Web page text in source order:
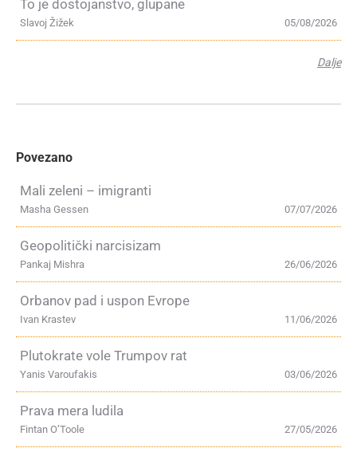
To je dostojanstvo, glupane
05/08/2026
Slavoj Žižek
Dalje
Povezano
Mali zeleni – imigranti
07/07/2026
Masha Gessen
Geopolitički narcisizam
26/06/2026
Pankaj Mishra
Orbanov pad i uspon Evrope
11/06/2026
Ivan Krastev
Plutokrate vole Trumpov rat
03/06/2026
Yanis Varoufakis
Prava mera ludila
27/05/2026
Fintan O’Toole